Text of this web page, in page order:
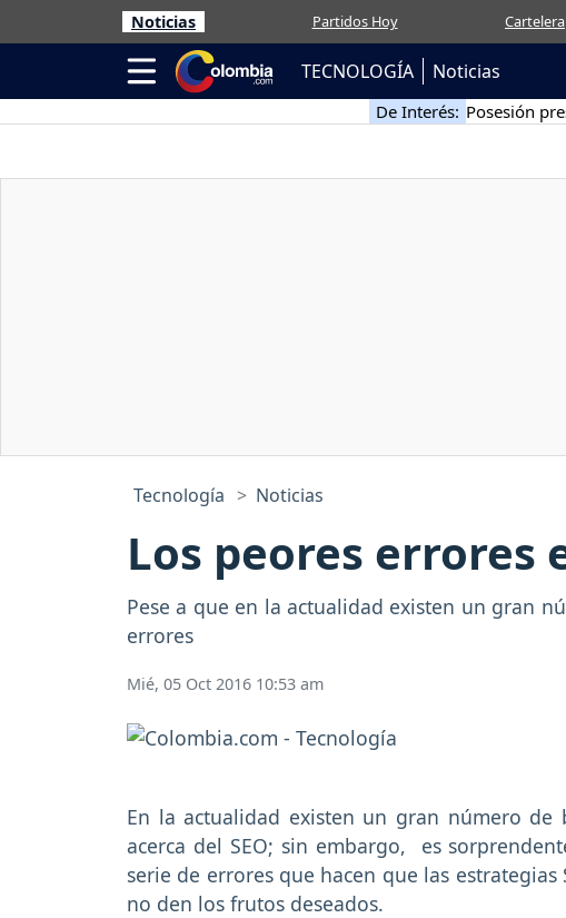
Noticias Partidos Hoy Cartelera
TECNOLOGÍA Noticias
De Interés: Posesión
Tecnología Noticias
Los peores errores
Pese a que en la actualidad existen un gran
errores
Mié, 05 Oct 2016 10:53 am
En la actualidad existen un gran número
acerca del SEO; sin embargo, es
serie de errores que hacen que las
no den los frutos deseados.